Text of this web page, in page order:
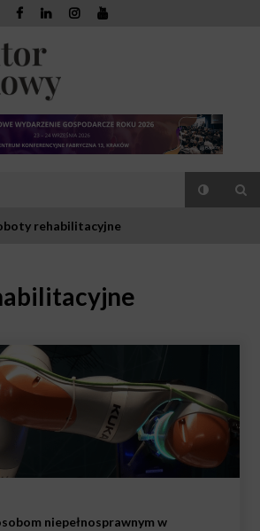
Monitor
Rynkowy
rehabilitacyjne
niepełnosprawnym w